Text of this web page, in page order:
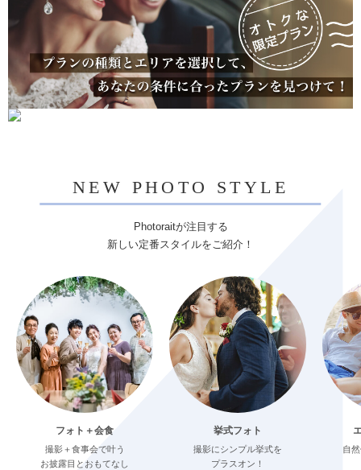
NEW PHOTO STYLE
Photoraitが注目する
新しい定番スタイルをご紹介！
フォト＋会食
撮影＋食事会で叶う
お披露目とおもてなし
挙式フォト
撮影にシンプル挙式を
プラスオン！
自